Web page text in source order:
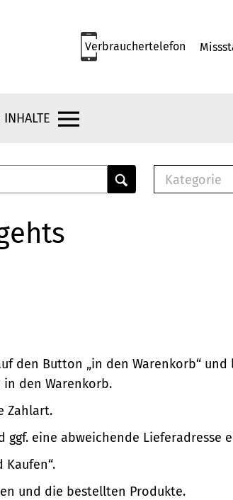
Verbrauchertelefon
INHALTE
Kategorie
den Button „in den Warenkorb“ und
den Warenkorb.
Zahlart.
ggf. eine abweichende Lieferadresse
Kaufen“.
und die bestellten Produkte.